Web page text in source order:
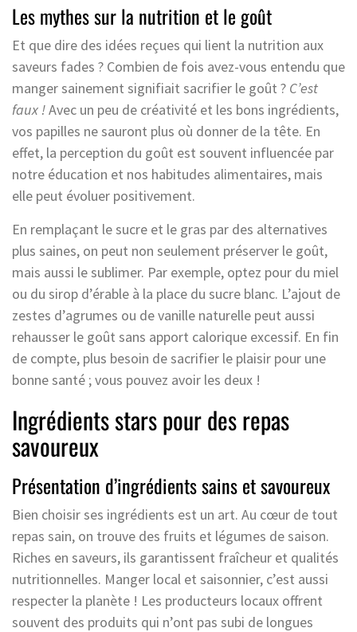
Les mythes sur la nutrition et le goût
Et que dire des idées reçues qui lient la nutrition aux
saveurs fades ? Combien de fois avez-vous entendu que
manger sainement signifiait sacrifier le goût ? C’est
faux !Avec un peu de créativité et les bons ingrédients,
vos papilles ne sauront plus où donner de la tête. En
effet, la perception du goût est souvent influencée par
notre éducation et nos habitudes alimentaires, mais
elle peut évoluer positivement.
En remplaçant le sucre et le gras par des alternatives
plus saines, on peut non seulement préserver le goût,
mais aussi le sublimer. Par exemple, optez pour du miel
ou du sirop d’érable à la place du sucre blanc. L’ajout de
zestes d’agrumes ou de vanille naturelle peut aussi
rehausser le goût sans apport calorique excessif. En fin
de compte, plus besoin de sacrifier le plaisir pour une
bonne santé ; vous pouvez avoir les deux !
Ingrédients stars pour des repas
savoureux
Présentation d’ingrédients sains et savoureux
Bien choisir ses ingrédients est un art. Au cœur de tout
repas sain, on trouve des fruits et légumes de saison.
Riches en saveurs, ils garantissent fraîcheur et qualités
nutritionnelles. Manger local et saisonnier, c’est aussi
respecter la planète ! Les producteurs locaux offrent
souvent des produits qui n’ont pas subi de longues